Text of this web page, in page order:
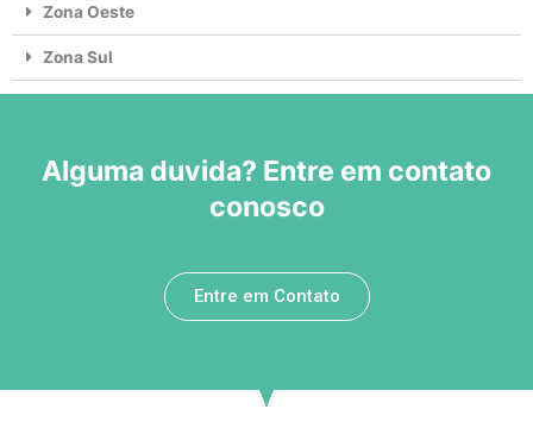
Zona Oeste
Zona Sul
Alguma duvida? Entre em contato
conosco
Entre em Contato